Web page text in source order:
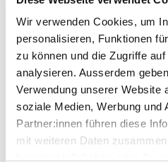
Wir verwenden Cookies, um
personalisieren, Funktionen
zu können und die Zugriffe
analysieren. Ausserdem
Verwendung unserer Website
soziale Medien, Werbung und
Partner:innen führen diese
mit weiteren Daten
erfülltes Leben führen. Wir
für ihre wertvollen Einblicke
Interview ein Stück dazu
Frauengesundheit zu
sind gerne für Sie da, wenn
Fragen haben. Happy